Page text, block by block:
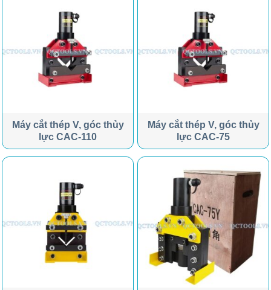
Máy cắt thép V, góc thủy
lực CAC-110
Máy cắt thép V, góc thủy
lực CAC-75